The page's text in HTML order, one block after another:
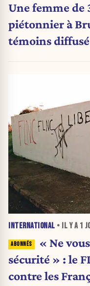
Une femme de
piétonnier à
témoins diffusé
INTERNATIONAL • IL Y A 1
« Ne
sécurité » : le
contre les